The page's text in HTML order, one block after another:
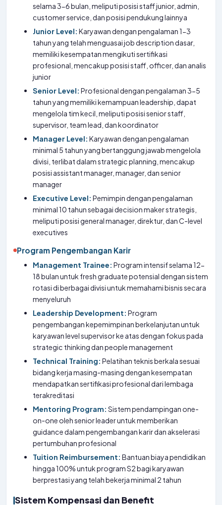
selama 3-6 bulan, meliputi posisi staff junior, admin,
customer service, dan posisi pendukung lainnya
Junior Level: Karyawan dengan pengalaman 1-3
tahun yang telah menguasai job description dasar,
memiliki kesempatan mengikuti sertifikasi
profesional, mencakup posisi staff, officer, dan analis
junior
Senior Level: Profesional dengan pengalaman 3-5
tahun yang memiliki kemampuan leadership, dapat
mengelola tim kecil, meliputi posisi senior staff,
supervisor, team lead, dan koordinator
Manager Level: Karyawan dengan pengalaman
minimal 5 tahun yang bertanggung jawab mengelola
divisi, terlibat dalam strategic planning, mencakup
posisi assistant manager, manager, dan senior
manager
Executive Level: Pemimpin dengan pengalaman
minimal 10 tahun sebagai decision maker strategis,
meliputi posisi general manager, direktur, dan C-level
executives
Program Pengembangan Karir
Management Trainee: Program intensif selama 12-
18 bulan untuk fresh graduate potensial dengan sistem
rotasi di berbagai divisi untuk memahami bisnis secara
menyeluruh
Leadership Development: Program
pengembangan kepemimpinan berkelanjutan untuk
karyawan level supervisor ke atas dengan fokus pada
strategic thinking dan people management
Technical Training: Pelatihan teknis berkala sesuai
bidang kerja masing-masing dengan kesempatan
mendapatkan sertifikasi profesional dari lembaga
terakreditasi
Mentoring Program: Sistem pendampingan one-
on-one oleh senior leader untuk memberikan
guidance dalam pengembangan karir dan akselerasi
pertumbuhan profesional
Tuition Reimbursement: Bantuan biaya pendidikan
hingga 100% untuk program S2 bagi karyawan
berprestasi yang telah bekerja minimal 2 tahun
Sistem Kompensasi dan Benefit